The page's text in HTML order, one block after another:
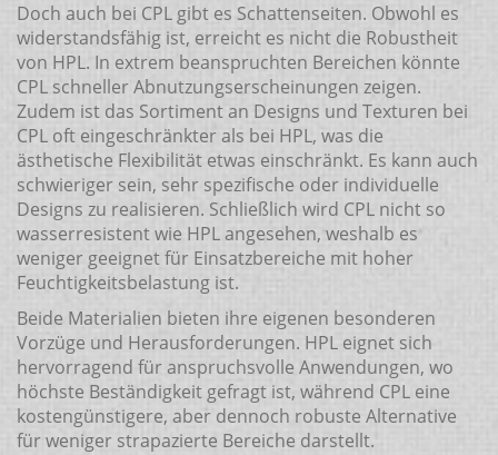
Doch auch bei CPL gibt es Schattenseiten. Obwohl es
widerstandsfähig ist, erreicht es nicht die Robustheit
von HPL. In extrem beanspruchten Bereichen könnte
CPL schneller Abnutzungserscheinungen zeigen.
Zudem ist das Sortiment an Designs und Texturen bei
CPL oft eingeschränkter als bei HPL, was die
ästhetische Flexibilität etwas einschränkt. Es kann auch
schwieriger sein, sehr spezifische oder individuelle
Designs zu realisieren. Schließlich wird CPL nicht so
wasserresistent wie HPL angesehen, weshalb es
weniger geeignet für Einsatzbereiche mit hoher
Feuchtigkeitsbelastung ist.
Beide Materialien bieten ihre eigenen besonderen
Vorzüge und Herausforderungen. HPL eignet sich
hervorragend für anspruchsvolle Anwendungen, wo
höchste Beständigkeit gefragt ist, während CPL eine
kostengünstigere, aber dennoch robuste Alternative
für weniger strapazierte Bereiche darstellt.